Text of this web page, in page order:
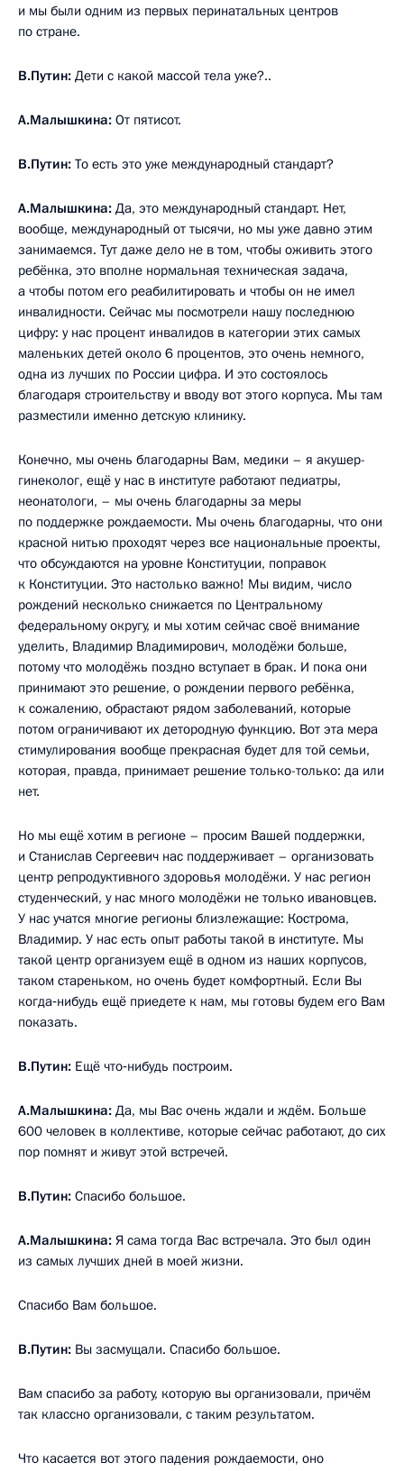
и мы были одним из первых перинатальных центров
по стране.
В.Путин: Дети с какой массой тела уже?..
А.Малышкина: От пятисот.
В.Путин: То есть это уже международный стандарт?
А.Малышкина: Да, это международный стандарт. Нет,
вообще, международный от тысячи, но мы уже давно этим
занимаемся. Тут даже дело не в том, чтобы оживить этого
ребёнка, это вполне нормальная техническая задача,
а чтобы потом его реабилитировать и чтобы он не имел
инвалидности. Сейчас мы посмотрели нашу последнюю
цифру: у нас процент инвалидов в категории этих самых
маленьких детей около 6 процентов, это очень немного,
одна из лучших по России цифра. И это состоялось
благодаря строительству и вводу вот этого корпуса. Мы там
разместили именно детскую клинику.
Конечно, мы очень благодарны Вам, медики – я акушер-
гинеколог, ещё у нас в институте работают педиатры,
неонатологи, – мы очень благодарны за меры
по поддержке рождаемости. Мы очень благодарны, что они
красной нитью проходят через все национальные проекты,
что обсуждаются на уровне Конституции, поправок
к Конституции. Это настолько важно! Мы видим, число
рождений несколько снижается по Центральному
федеральному округу, и мы хотим сейчас своё внимание
уделить, Владимир Владимирович, молодёжи больше,
потому что молодёжь поздно вступает в брак. И пока они
принимают это решение, о рождении первого ребёнка,
к сожалению, обрастают рядом заболеваний, которые
потом ограничивают их детородную функцию. Вот эта мера
стимулирования вообще прекрасная будет для той семьи,
которая, правда, принимает решение только-только: да или
нет.
Но мы ещё хотим в регионе – просим Вашей поддержки,
и Станислав Сергеевич нас поддерживает – организовать
центр репродуктивного здоровья молодёжи. У нас регион
студенческий, у нас много молодёжи не только ивановцев.
У нас учатся многие регионы близлежащие: Кострома,
Владимир. У нас есть опыт работы такой в институте. Мы
такой центр организуем ещё в одном из наших корпусов,
таком стареньком, но очень будет комфортный. Если Вы
когда‑нибудь ещё приедете к нам, мы готовы будем его Вам
показать.
В.Путин: Ещё что‑нибудь построим.
А.Малышкина: Да, мы Вас очень ждали и ждём. Больше
600 человек в коллективе, которые сейчас работают, до сих
пор помнят и живут этой встречей.
В.Путин: Спасибо большое.
А.Малышкина: Я сама тогда Вас встречала. Это был один
из самых лучших дней в моей жизни.
Спасибо Вам большое.
В.Путин: Вы засмущали. Спасибо большое.
Вам спасибо за работу, которую вы организовали, причём
так классно организовали, с таким результатом.
Что касается вот этого падения рождаемости, оно